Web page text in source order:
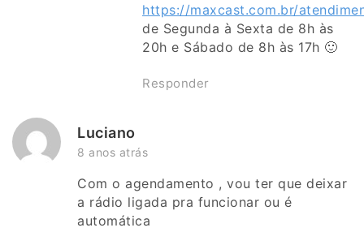
https://maxcast.com.br/
de Segunda à Sexta de 8h às
20h e Sábado de 8h às 17h 🙂
Responder
Luciano
8 anos atrás
Com o agendamento , vou ter que deixar
a rádio ligada pra funcionar ou é
automática